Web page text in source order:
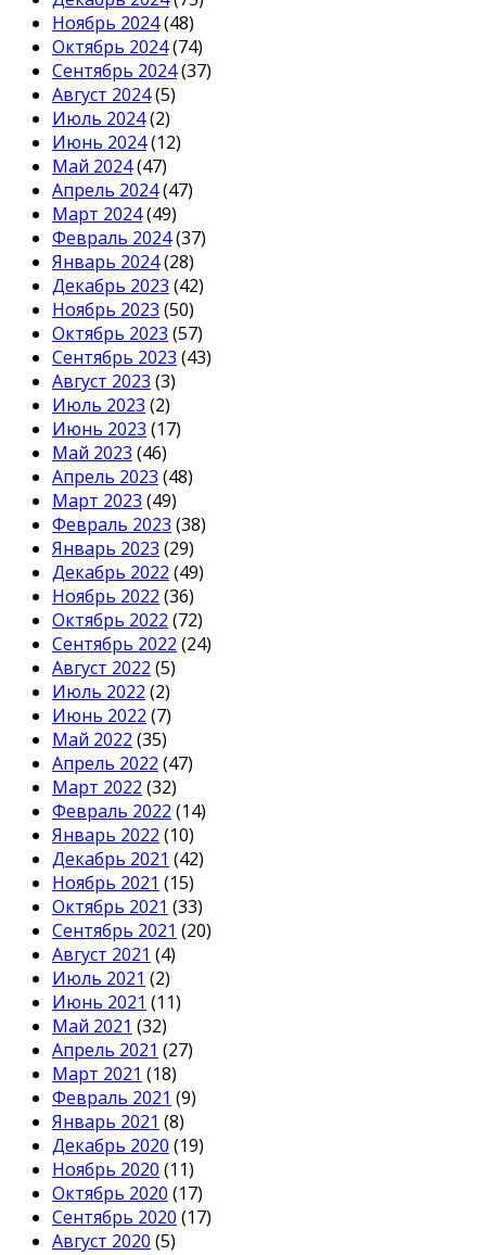
Ноябрь 2024(48)
Октябрь 2024(74)
Сентябрь 2024(37)
Август 2024(5)
Июль 2024(2)
Июнь 2024(12)
Май 2024(47)
Апрель 2024(47)
Март 2024(49)
Февраль 2024(37)
Январь 2024(28)
Декабрь 2023 (42)
Ноябрь 2023 (50)
Октябрь 2023 (57)
Сентябрь 2023 (43)
Август 2023 (3)
Июль 2023 (2)
Июнь 2023 (17)
Май 2023 (46)
Апрель 2023 (48)
Март 2023 (49)
Февраль 2023 (38)
Январь 2023 (29)
Декабрь 2022 (49)
Ноябрь 2022 (36)
Октябрь 2022 (72)
Сентябрь 2022 (24)
Август 2022 (5)
Июль 2022 (2)
Июнь 2022 (7)
Май 2022 (35)
Апрель 2022 (47)
Март 2022 (32)
Февраль 2022 (14)
Январь 2022 (10)
Декабрь 2021 (42)
Ноябрь 2021 (15)
Октябрь 2021 (33)
Сентябрь 2021 (20)
Август 2021 (4)
Июль 2021 (2)
Июнь 2021 (11)
Май 2021 (32)
Апрель 2021 (27)
Март 2021 (18)
Февраль 2021 (9)
Январь 2021 (8)
Декабрь 2020 (19)
Ноябрь 2020 (11)
Октябрь 2020 (17)
Сентябрь 2020 (17)
Август 2020 (5)